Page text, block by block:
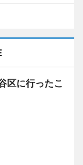
区に行ったこ